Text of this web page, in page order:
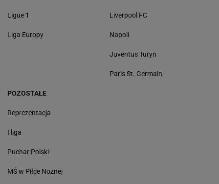
Ligue 1
Liga Europy
Liverpool FC
Napoli
Juventus Turyn
Paris St. Germain
POZOSTAŁE
Reprezentacja
I liga
Puchar Polski
MŚ w Piłce Nożnej